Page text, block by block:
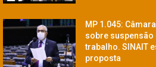
MP 1.045:
sobre
trabalho. SINAIT
proposta